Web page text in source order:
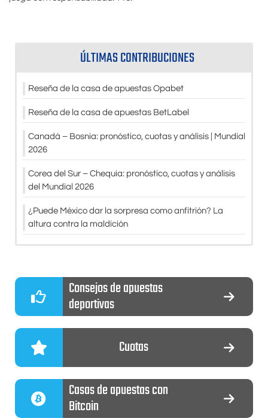
ÚLTIMAS CONTRIBUCIONES
Reseña de la casa de apuestas Opabet
Reseña de la casa de apuestas BetLabel
Canadá – Bosnia: pronóstico, cuotas y análisis | Mundial
2026
Corea del Sur – Chequia: pronóstico, cuotas y análisis
del Mundial 2026
¿Puede México dar la sorpresa como anfitrión? La
altura contra la maldición
Consejos de apuestas
deportivas
Cuotas
Casas de apuestas con
Bitcoin